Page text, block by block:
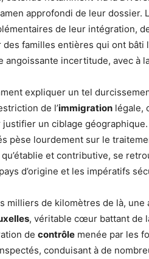
approfondi de leur dossier.
de leur intégration,
des familles entières qui ont
angoissante incertitude, avec à
expliquer un tel
de l’immigration légale,
justifier un ciblage
pèse lourdement sur le
qu’établie et contributive, se
d’origine et les impératifs
milliers de kilomètres de là, une
, véritable cœur battant de
de contrôle menée par les
conduisant à de